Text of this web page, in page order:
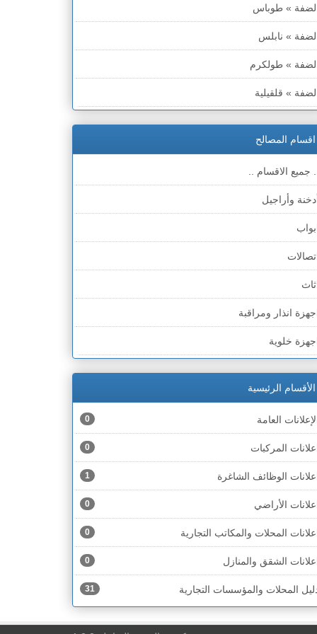
» طوباس
» نابلس
» طولكرم
» قلقيلية
الضفة » رام الله والبيره
» أريحا
» الخليل
» بيت لحم
غزة
الأخضر » حيفا
الأخضر » رهط
الأخضر » أم الفحم
الأخضر » الناصرة
الأخضر » عكا ونهاريا
الأخضر » الجليل
الأخضر » مرج ابن عامر
الأخضر » البطوف
الأخضر » الجولان
الأخضر » الشارون
الأخضر » القدس
اقسام المصالح
.. جميع الاقسام ..
وأراجيل
انذار ومراقبة
خلوية
اجهزة كهربائية
مكتبية
رياضية
صحية
كهربائية
منزلية
الأقسام الرئيسية
العامة 0
المركبات 0
الوظائف الشاغرة 1
الأراضي 0
المحلات والمكاتب التجارية 0
الشقق والمنازل 0
المحلات والمؤسسات التجارية 31